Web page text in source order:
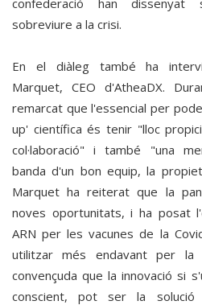
confederació han dissenyat
sobreviure a la crisi.
En el diàleg també ha
Marquet, CEO d'AtheaDX.
remarcat que l'essencial per
up' científica és tenir "lloc
col·laboració" i també "una
banda d'un bon equip, la
Marquet ha reiterat que la
noves oportunitats, i ha posat
ARN per les vacunes de la
utilitzar més endavant per
convençuda que la innovació si
conscient, pot ser la